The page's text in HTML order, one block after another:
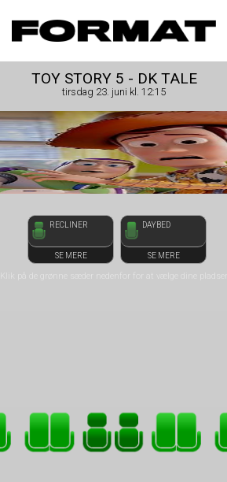
FORMAT Biograf
TOY STORY 5 - DK TALE
tirsdag 23. juni kl. 12:15
RECLINER
SE MERE
DAYBED
SE MERE
Klik på de grønne sæder nedenfor for at vælge dine pladser
front03-cc 125705